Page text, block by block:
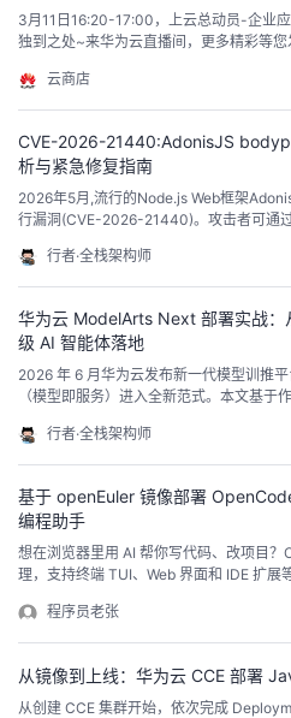
3月11日16:20-17:00，上云总动员-企业
独到之处~来华为云直播间，更多精彩等您
云商店
CVE-2026-21440:AdonisJS
析与紧急修复指南
2026年5月,流行的Node.js Web框架
行漏洞(CVE-2026-21440)。攻击者可通
统,最终实现远程代码执行。
行者·全栈架构师
华为云 ModelArts Next 部署实战
级 AI 智能体落地
2026 年 6 月华为云发布新一代模型训推
（模型即服务）进入全新范式。本文基于
LaaS、机密推理、模型路由、模型矩阵）
署、API 调用到成本优化的完整实战路径。
行者·全栈架构师
基于 openEuler 镜像部署
编程助手
想在浏览器里用 AI 帮你写代码、改项目
理，支持终端 TUI、Web 界面和 IDE 扩展
一个 hello-world 主页，全程约 10 分钟，
程序员老张
从镜像到上线：华为云 CCE 部署
从创建 CCE 集群开始，依次完成